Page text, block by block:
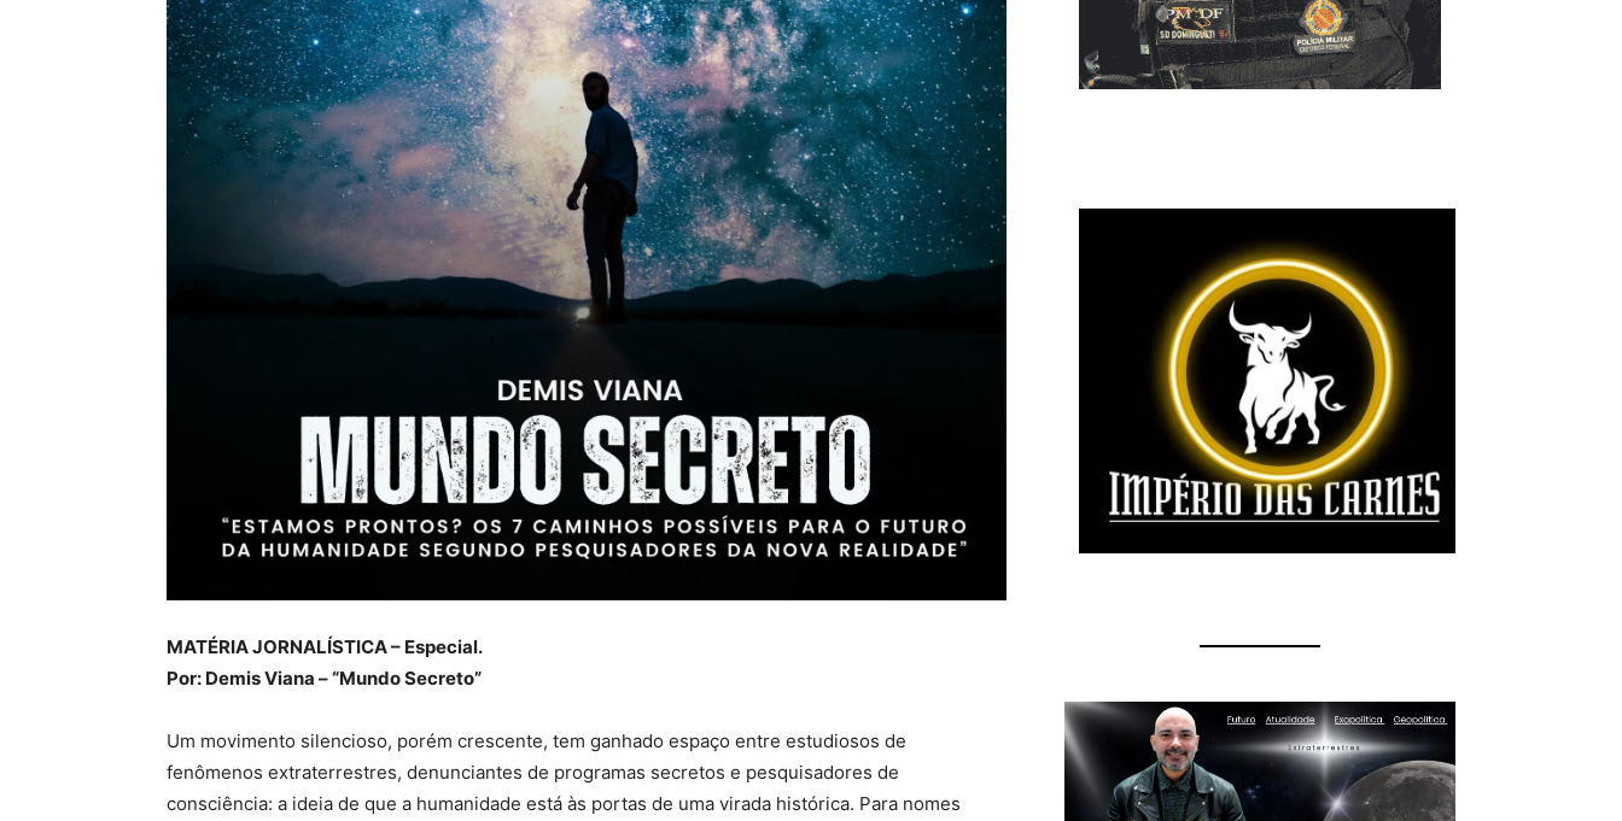
MATÉRIA JORNALÍSTICA – Especial.
Por: Demis Viana – “Mundo Secreto”
Um movimento silencioso, porém crescente, tem ganhado espaço entre estudiosos de
fenômenos extraterrestres, denunciantes de programas secretos e pesquisadores de
consciência: a ideia de que a humanidade está às portas de uma virada histórica. Para nomes